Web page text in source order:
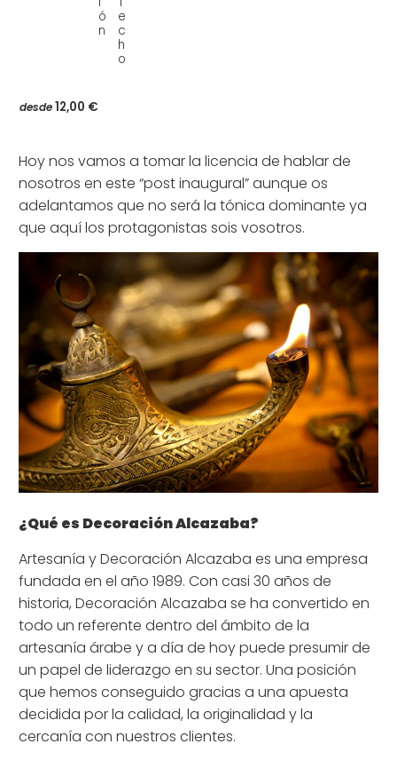
ó
n
e
c
h
o
desde12,00 €
Hoy nos vamos a tomar la licencia de hablar de
nosotros en este “post inaugural” aunque os
adelantamos que no será la tónica dominante ya
que aquí los protagonistas sois vosotros.
¿Qué es Decoración Alcazaba?
Artesanía y Decoración Alcazaba es una empresa
fundada en el año 1989. Con casi 30 años de
historia, Decoración Alcazaba se ha convertido en
todo un referente dentro del ámbito de la
artesanía árabe y a día de hoy puede presumir de
un papel de liderazgo en su sector. Una posición
que hemos conseguido gracias a una apuesta
decidida por la calidad, la originalidad y la
cercanía con nuestros clientes.